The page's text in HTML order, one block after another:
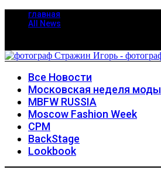
главная
All News
Все Новости
Московская неделя моды
MBFW RUSSIA
Moscow Fashion Week
CPM
BackStage
Lookbook